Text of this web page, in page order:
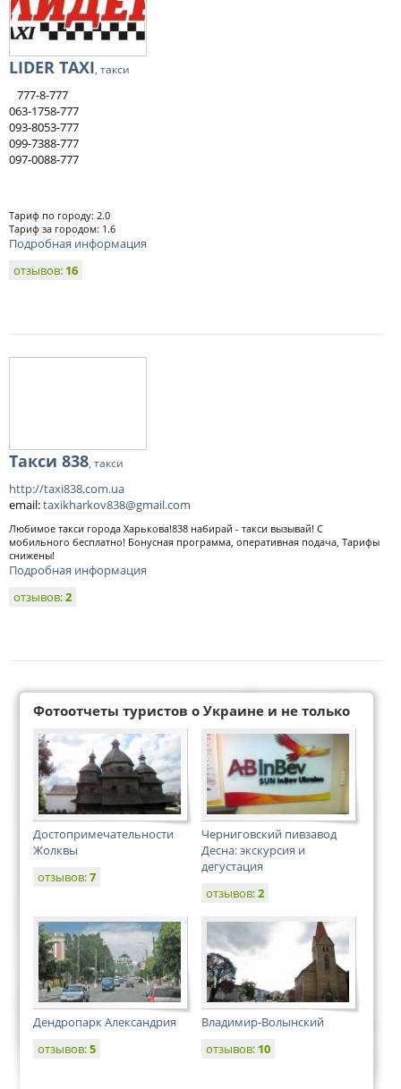
LIDER TAXI, такси
777-8-777
063-1758-777
093-8053-777
099-7388-777
097-0088-777
Тариф по городу: 2.0
Тариф за городом: 1.6
Подробная информация
отзывов: 16
Такси 838, такси
http://taxi838.com.ua
email:taxikharkov838@gmail.com
Любимое такси города Харькова!838 набирай - такси вызывай! С
мобильного бесплатно! Бонусная программа, оперативная подача, Тарифы
снижены!
Подробная информация
отзывов:2
Фотоотчеты туристов о Украине и не только
Достопримечательности
Жолквы
отзывов:7
Черниговский пивзавод
Десна: экскурсия и
дегустация
отзывов:2
Дендропарк Александрия
отзывов:5
Владимир-Волынский
отзывов: 10